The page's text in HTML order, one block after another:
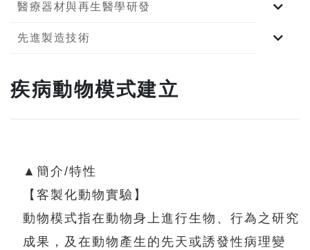
醫療器材與再生醫學研發
先進製造技術
疾病動物模式建立
▲簡介/特性
【客製化動物實驗】
動物模式指在動物身上進行生物、行為之研究
成果，及在動物產生的先天或誘發性病理變